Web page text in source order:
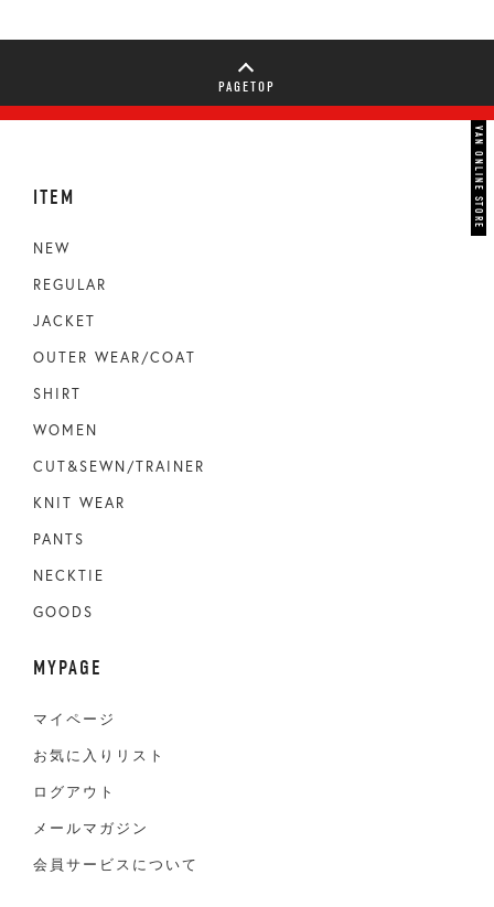
PAGETOP
ITEM
NEW
REGULAR
JACKET
OUTER WEAR/COAT
SHIRT
WOMEN
CUT&SEWN/TRAINER
KNIT WEAR
PANTS
NECKTIE
GOODS
MYPAGE
マイページ
お気に入りリスト
ログアウト
メールマガジン
会員サービスについて
VAN ONLINE STORE